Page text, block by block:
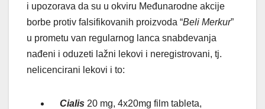
i upozorava da su u okviru Međunarodne akcije
borbe protiv falsifikovanih proizvoda “Beli Merkur”
u prometu van regularnog lanca snabdevanja
nađeni i oduzeti lažni lekovi i neregistrovani, tj.
nelicencirani lekovi i to:
Cialis 20 mg, 4x20mg film tableta,